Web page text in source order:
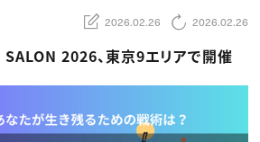
事情
2026.02.26 2026.02.26
2026、東京9エリアで開催